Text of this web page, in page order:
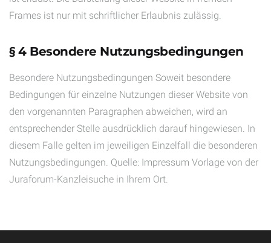
Frames ist nur mit schriftlicher Erlaubnis zulässig.
§ 4 Besondere Nutzungsbedingungen
Besondere Nutzungsbedingungen Soweit besondere
Bedingungen für einzelne Nutzungen dieser Website von
den vorgenannten Paragraphen abweichen, wird an
entsprechender Stelle ausdrücklich darauf hingewiesen. In
diesem Falle gelten im jeweiligen Einzelfall die besonderen
Nutzungsbedingungen. Quelle: Impressum Vorlage von der
Juraforum-Kanzleisuche in Ihrem Ort.